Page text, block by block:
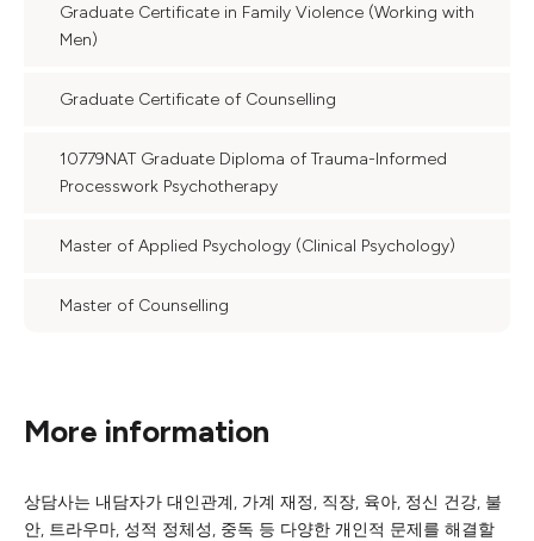
Graduate Certificate in Family Violence (Working with
Men)
Graduate Certificate of Counselling
10779NAT Graduate Diploma of Trauma-Informed
Processwork Psychotherapy
Master of Applied Psychology (Clinical Psychology)
Master of Counselling
More information
상담사는 내담자가 대인관계, 가계 재정, 직장, 육아, 정신 건강, 불
안, 트라우마, 성적 정체성, 중독 등 다양한 개인적 문제를 해결할